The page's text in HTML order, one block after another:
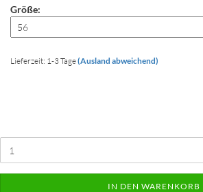
Größe:
Lieferzeit: 1-3 Tage(Ausland abweichend)
IN DEN WARENKORB